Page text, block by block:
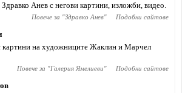
Анев с негови картини, изложби, видео.
Повече за "Здравко Анев" Подобни сайтове
картини на художниците Жаклин и Марчел
Повече за "Галерия Ямелиеви" Подобни сайтове